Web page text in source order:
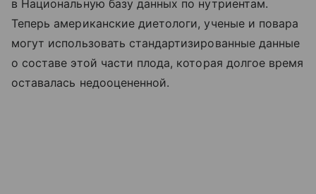
в Национальную базу данных по нутриентам.
Теперь американские диетологи, ученые и повара
могут использовать стандартизированные данные
о составе этой части плода, которая долгое время
оставалась недооцененной.